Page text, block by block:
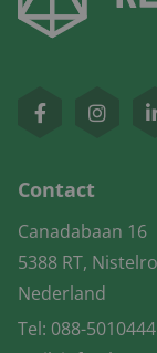
Contact
Canadabaan 16
5388 RT,
Nederland
Tel: 088-5010444